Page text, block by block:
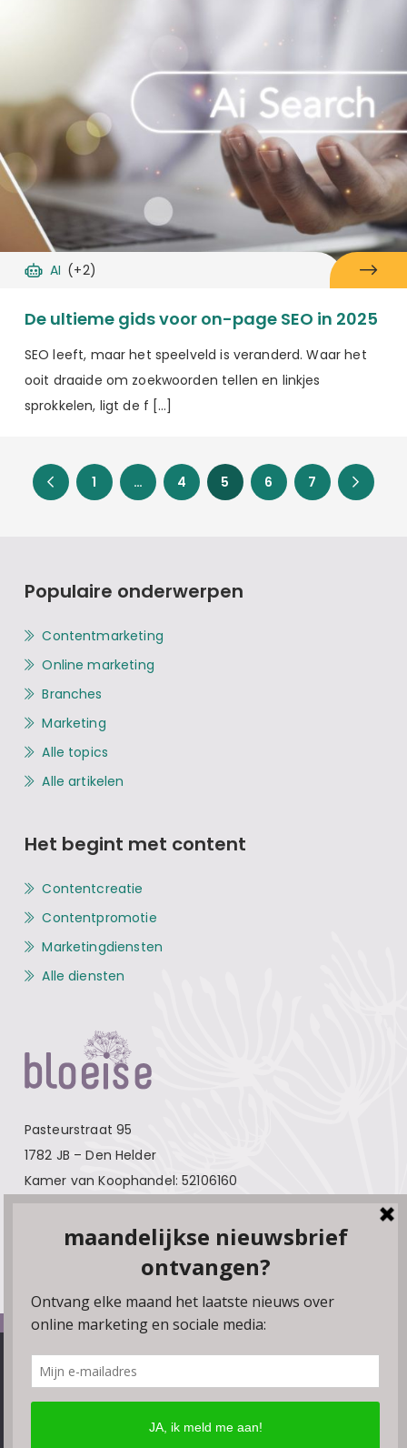
AI (+2)
De ultieme gids voor on-page SEO in 2025
SEO leeft, maar het speelveld is veranderd. Waar het
ooit draaide om zoekwoorden tellen en linkjes
sprokkelen, ligt de f […]
1 … 4 5 6 7
Pasteurstraat 95
1782 JB – Den Helder
Kamer van Koophandel: 52106160
Over Bloeise Adverteren
Populaire onderwerpen
Contentmarketing
Online marketing
Branches
Marketing
Alle topics
Alle artikelen
Het begint met content
Contentcreatie
Contentpromotie
Marketingdiensten
Alle diensten
Privacyverklaring
Disclaimer
We gebruiken cookies, plugins en pixels om ervoor te zorgen
dat onze website soepel draait. Als je doorgaat met het
gebruiken van de website, gaan we er vanuit dat je hiermee
cookies te accepteren.